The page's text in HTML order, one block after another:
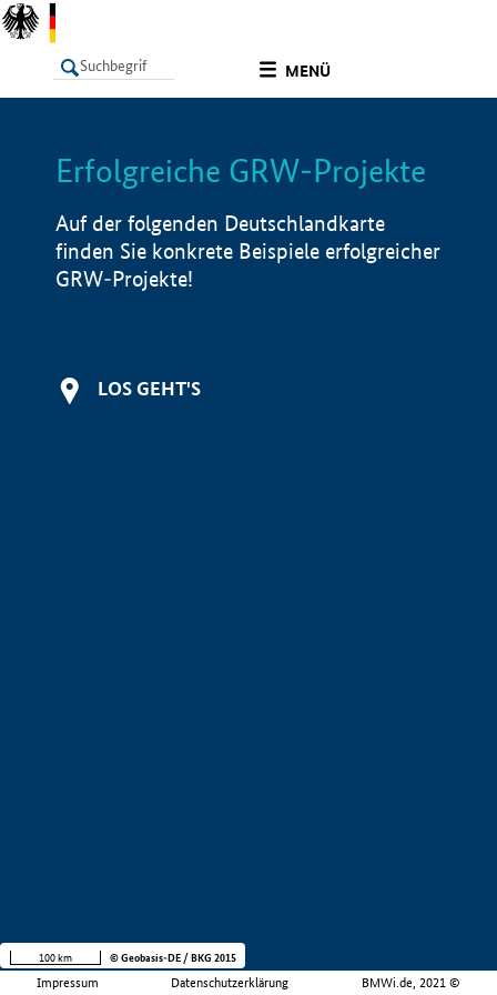
MENÜ
LISTE Info
Erfolgreiche GRW-Projekte
Auf der folgenden Deutschlandkarte
finden Sie konkrete Beispiele erfolgreicher
GRW-Projekte!
LOS GEHT'S
Impressum Datenschutzerklärung BMWi.de, 2021 ©
100 km © Geobasis-DE / BKG 2015